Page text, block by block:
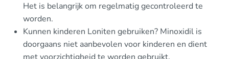
Het is belangrijk om regelmatig gecontroleerd te
worden.
Kunnen kinderen Loniten gebruiken? Minoxidil is
doorgaans niet aanbevolen voor kinderen en dient